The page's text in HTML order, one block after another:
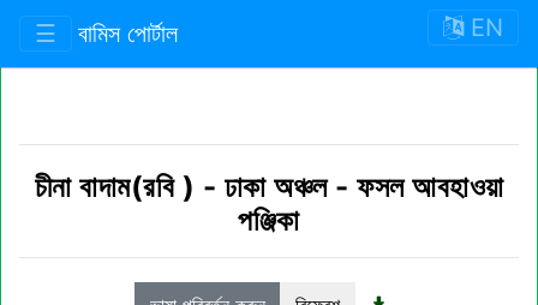
☰ বামিস পোর্টাল EN
চীনা বাদাম(রবি ) - ঢাকা অঞ্চল- ফসল আবহাওয়া
পঞ্জিকা